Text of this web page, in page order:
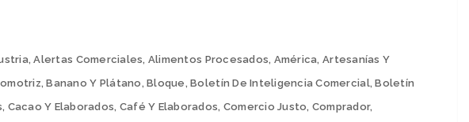
,Alertas Comerciales, Alimentos Procesados, América, Artesanías Y
,Banano Y Plátano ,Bloque ,Boletín De Inteligencia Comercial,Boletín
, Cacao Y Elaborados, Café Y Elaborados, Comercio Justo, Comprador,